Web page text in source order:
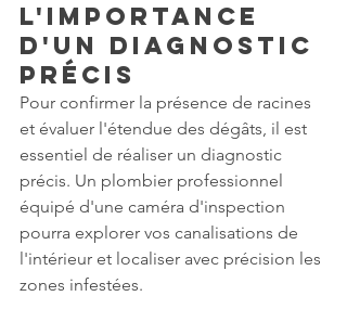
L'importance
d'un diagnostic
précis
Pour confirmer la présence de racines
et évaluer l'étendue des dégâts, il est
essentiel de réaliser un diagnostic
précis. Un plombier professionnel
équipé d'une caméra d'inspection
pourra explorer vos canalisations de
l'intérieur et localiser avec précision les
zones infestées.